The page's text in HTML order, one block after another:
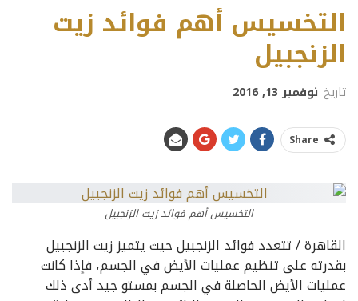
التخسيس أهم فوائد زيت
الزنجبيل
تاريخ نوفمبر 13, 2016
Share
التخسيس أهم فوائد زيت الزنجبيل
القاهرة / تتعدد فوائد الزنجبيل حيث يتميز زيت الزنجبيل
بقدرته على تنظيم عمليات الأيض في الجسم، فإذا كانت
عمليات الأيض الحاصلة في الجسم بمستو جيد أدى ذلك